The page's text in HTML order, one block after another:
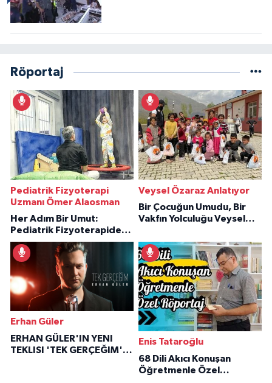
Röportaj
Pediatrik Fizyoterapi
Uzmanı Ömer Alaosman
Her Adım Bir Umut:
Pediatrik Fizyoterapiden
İlham Veren Hikâyeler
Veysel Özaraz Anlatıyor
Bir Çocuğun Umudu, Bir
Vakfın Yolculuğu Veysel
Erhan Güler
ERHAN GÜLER'IN YENI
TEKLISI 'TEK GERÇEĞIM'LE
Enis Tataroğlu
68 Dili Akıcı Konuşan
Öğretmenle Özel